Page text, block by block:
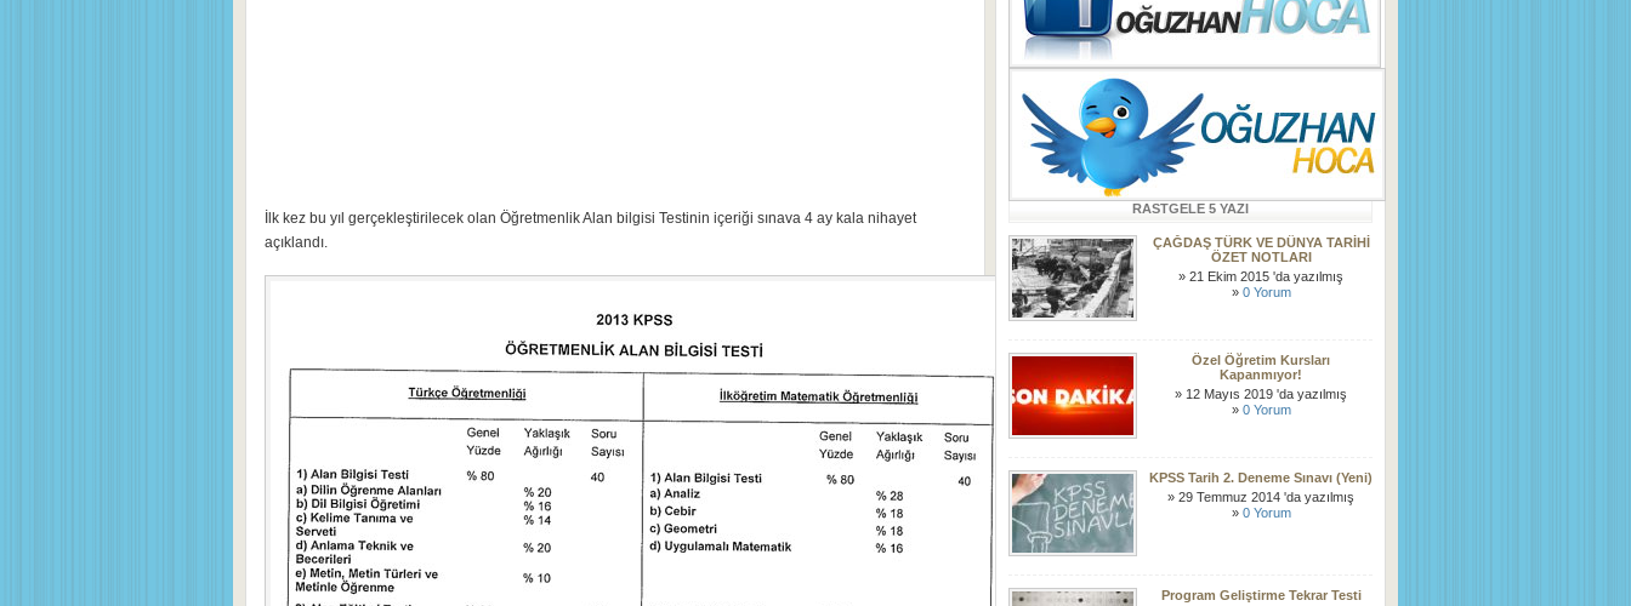
İlk kez bu yıl gerçekleştirilecek olan Öğretmenlik Alan bilgisi Testinin içeriği sınava 4 ay kala nihayet
açıklandı.
RASTGELE 5 YAZI
ÇAĞDAŞ TÜRK VE DÜNYA TARİHİ
ÖZET NOTLARI
» 21 Ekim 2015 'da yazılmış
» 0 Yorum
Özel Öğretim Kursları
Kapanmıyor!
» 12 Mayıs 2019 'da yazılmış
» 0 Yorum
KPSS Tarih 2. Deneme Sınavı (Yeni)
» 29 Temmuz 2014 'da yazılmış
» 0 Yorum
Program Geliştirme Tekrar Testi